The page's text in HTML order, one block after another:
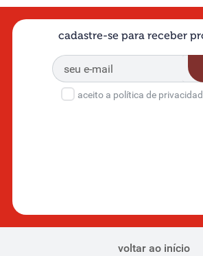
cadastre-se para receber
aceito a política de
voltar ao início